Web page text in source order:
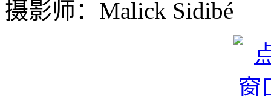
摄影师：Malick Sidibé